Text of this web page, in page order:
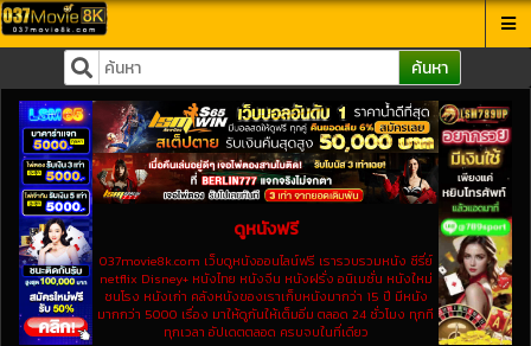
ค้นหา
ดูหนังฟรี
037movie8k.com เว็บดูหนังออนไลน์ฟรี เรารวบรวมหนัง ซีรี่ย์
netflix Disney+ หนังไทย หนังจีน หนังฝรั่ง อนิเมชั่น หนังใหม่
ชนโรง หนังเก่า คลังหนังของเราเก็บหนังมากว่า 15 ปี มีหนัง
มากกว่า 5000 เรื่อง มาให้ดูกันให้เต็มอิ่ม ตลอด 24 ชั่วโมง ทุกที
ทุกเวลา อัปเดตตลอด ครบจบในที่เดียว